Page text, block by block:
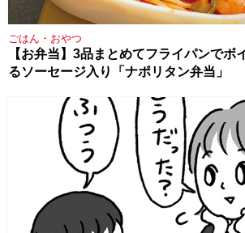
ごはん・おやつ
【お弁当】3品まとめてフライパンでボ
るソーセージ入り「ナポリタン弁当」